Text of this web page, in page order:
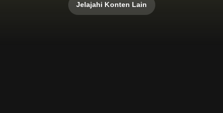
Jelajahi Konten Lain